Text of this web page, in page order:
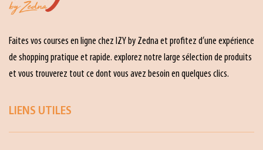
Faites vos courses en ligne chez IZY by Zedna et profitez d’une expérience
de shopping pratique et rapide. explorez notre large sélection de produits
et vous trouverez tout ce dont vous avez besoin en quelques clics.
LIENS UTILES